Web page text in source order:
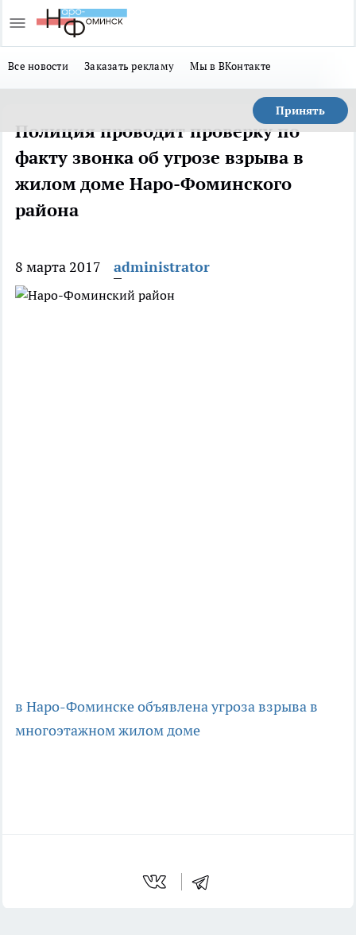
Все новости Заказать рекламу Мы в ВКонтакте
Принять
Полиция проводит проверку по
факту звонка об угрозе взрыва в
жилом доме Наро-Фоминского
района
8 марта 2017 administrator
в Наро-Фоминске объявлена угроза взрыва в
многоэтажном жилом доме